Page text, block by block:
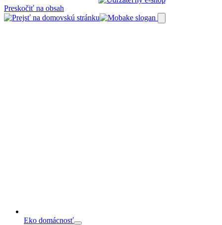
Preskočiť na obsah
Eko domácnosť